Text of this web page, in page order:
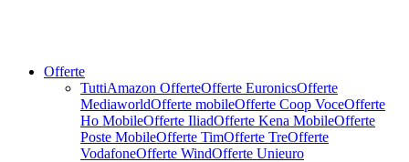
Offerte
TuttiAmazon OfferteOfferte EuronicsOfferte
MediaworldOfferte mobileOfferte Coop VoceOfferte
Ho MobileOfferte IliadOfferte Kena MobileOfferte
Poste MobileOfferte TimOfferte TreOfferte
VodafoneOfferte WindOfferte Unieuro